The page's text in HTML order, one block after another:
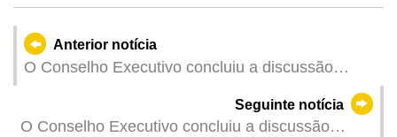
Anterior notícia
O Conselho Executivo concluiu a discussão
sobre o projecto de regulamento administrativo
intitulado “Regulamentação da Lei sindical”
Seguinte notícia
O Conselho Executivo concluiu a discussão